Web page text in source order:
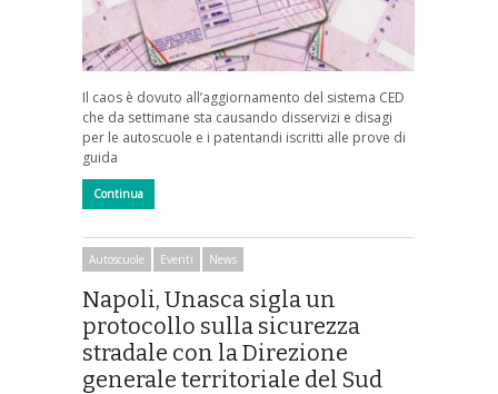
Il caos è dovuto all’aggiornamento del sistema CED
che da settimane sta causando disservizi e disagi
per le autoscuole e i patentandi iscritti alle prove di
guida
Continua
Autoscuole Eventi News
Napoli, Unasca sigla un
protocollo sulla sicurezza
stradale con la Direzione
generale territoriale del Sud